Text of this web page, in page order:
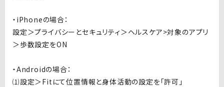
・iPhoneの場合：
設定＞プライバシーとセキュリティ＞ヘルスケア>対象のアプリ
＞歩数設定をON
・Androidの場合：
⑴設定＞Fitにて位置情報と身体活動の設定を「許可」